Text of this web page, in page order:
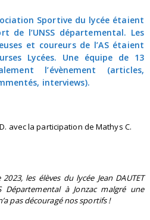
Sportive du lycée étaient
de l’UNSS départemental. Les
et coureurs de l’AS étaient
Lycées. Une équipe de 13
l’évènement (articles,
interviews).
avec la participation de Mathys C.
les élèves du lycée Jean DAUTET
Départemental à Jonzac malgré une
pas découragé nos sportifs !